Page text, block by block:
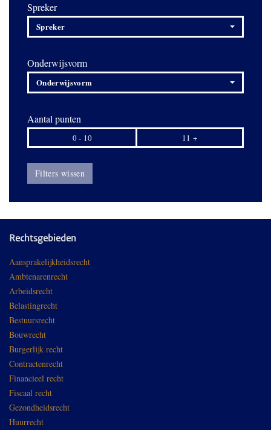
Spreker
Spreker
Onderwijsvorm
Onderwijsvorm
Aantal punten
0 - 10 11 +
Filters wissen
Rechtsgebieden
Aansprakelijkheidsrecht
Ambtenarenrecht
Arbeidsrecht
Belastingrecht
Bestuursrecht
Bouwrecht
Burgerlijk recht
Contractenrecht
Financieel recht
Fiscaal recht
Gezondheidsrecht
Huurrecht